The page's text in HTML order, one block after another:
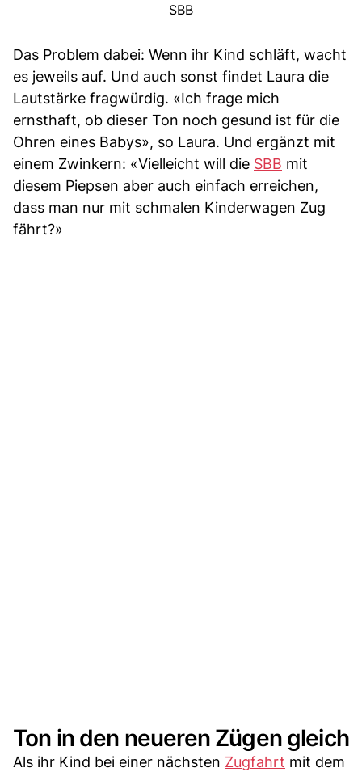
SBB
Das Problem dabei: Wenn ihr Kind schläft, wacht
es jeweils auf. Und auch sonst findet Laura die
Lautstärke fragwürdig. «Ich frage mich
ernsthaft, ob dieser Ton noch gesund ist für die
Ohren eines Babys», so Laura. Und ergänzt mit
einem Zwinkern: «Vielleicht will die SBB mit
diesem Piepsen aber auch einfach erreichen,
dass man nur mit schmalen Kinderwagen Zug
fährt?»
Ton in den neueren Zügen gleich
Als ihr Kind bei einer nächsten Zugfahrt mit dem